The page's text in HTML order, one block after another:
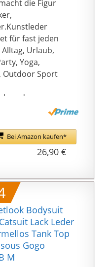
Lingerie
Dessous
Damen Sexy
Erotik
Latex
Erotik Damen
Body Dessous
Damen
Oberteil Sexy
Damen Leder
Nylon Und
Leder Sexy
Damen
Korsett
Sexy
Sexy
Damen
die Figur
für fast jeden
Alltag, Urlaub,
Yoga,
Outdoor Sport
und
Hauteng
für Qualität.
Sie vor
die CM-Daten
zu
！
Bei Amazon kaufen*
26,90 €
Bodysuit
Lack Leder
Tank Top
Gogo
M